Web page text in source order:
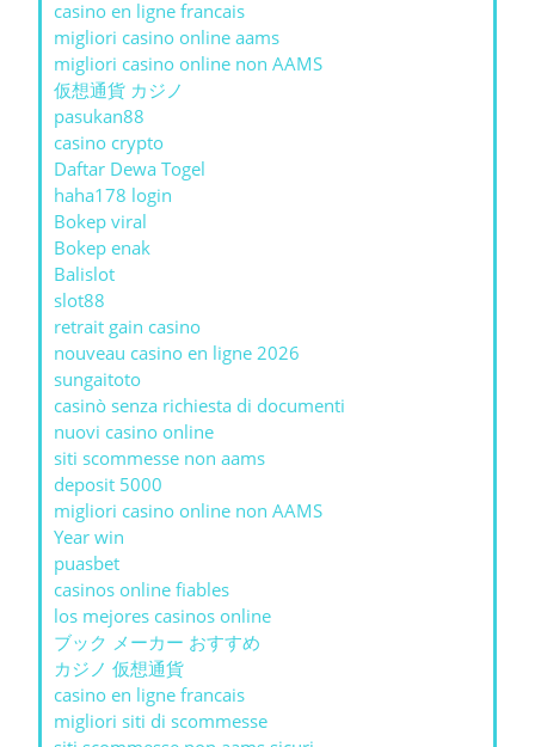
casino en ligne francais
migliori casino online aams
migliori casino online non AAMS
仮想通貨 カジノ
pasukan88
casino crypto
Daftar Dewa Togel
haha178 login
Bokep viral
Bokep enak
Balislot
slot88
retrait gain casino
nouveau casino en ligne 2026
sungaitoto
casinò senza richiesta di documenti
nuovi casino online
siti scommesse non aams
deposit 5000
migliori casino online non AAMS
Year win
puasbet
casinos online fiables
los mejores casinos online
ブック メーカー おすすめ
カジノ 仮想通貨
casino en ligne francais
migliori siti di scommesse